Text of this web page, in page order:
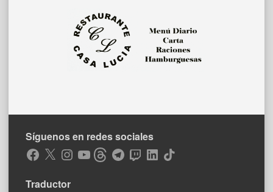
Síguenos en redes sociales
Facebook
X Instagram
YouTubeThreadsTelegramTwitchLinkedIn
TikTok
Traductor